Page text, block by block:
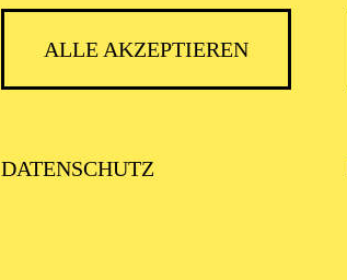
ALLE AKZEPTIEREN
DATENSCHUTZ